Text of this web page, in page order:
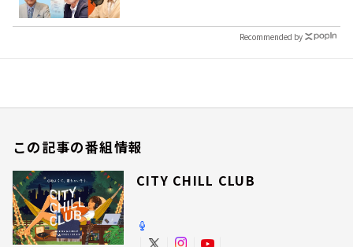
Recommended by
この記事の番組情報
CITY CHILL CLUB